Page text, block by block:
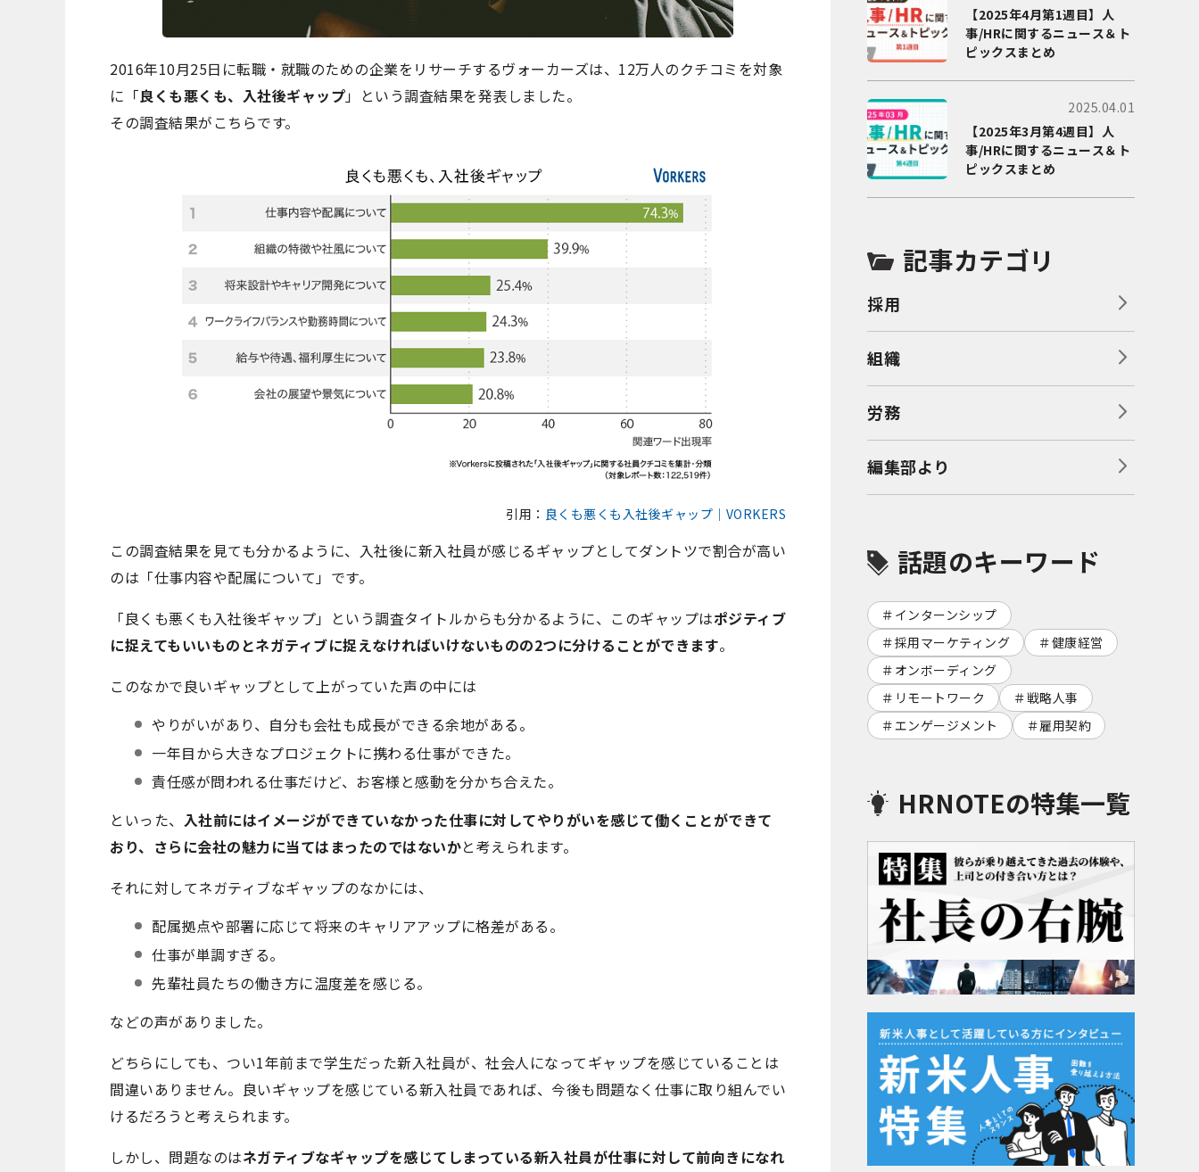
2016年10月25日に転職・就職のための企業をリサーチするヴォーカーズは、12万人のクチコミを対象
に「良くも悪くも、入社後ギャップ」という調査結果を発表しました。
その調査結果がこちらです。
引用： 良くも悪くも入社後ギャップ｜VORKERS
この調査結果を見ても分かるように、入社後に新入社員が感じるギャップとしてダントツで割合が高い
のは「仕事内容や配属について」です。
「良くも悪くも入社後ギャップ」という調査タイトルからも分かるように、このギャップはポジティブ
に捉えてもいいものとネガティブに捉えなければいけないものの2つに分けることができます。
このなかで良いギャップとして上がっていた声の中には
やりがいがあり、自分も会社も成長ができる余地がある。
一年目から大きなプロジェクトに携わる仕事ができた。
責任感が問われる仕事だけど、お客様と感動を分かち合えた。
といった、 入社前にはイメージができていなかった仕事に対してやりがいを感じて働くことができて
おり、さらに会社の魅力に当てはまったのではないかと考えられます。
それに対してネガティブなギャップのなかには、
配属拠点や部署に応じて将来のキャリアアップに格差がある。
仕事が単調すぎる。
先輩社員たちの働き方に温度差を感じる。
などの声がありました。
どちらにしても、つい1年前まで学生だった新入社員が、社会人になってギャップを感じていることは
間違いありません。良いギャップを感じている新入社員であれば、今後も問題なく仕事に取り組んでい
けるだろうと考えられます。
しかし、問題なのはネガティブなギャップを感じてしまっている新入社員が仕事に対して前向きになれ
【2025年4月第1週目】人
事/HRに関するニュース＆ト
ピックスまとめ
2025.04.01
【2025年3月第4週目】人
事/HRに関するニュース＆ト
ピックスまとめ
記事カテゴリ
採用
組織
労務
編集部より
話題のキーワード
インターンシップ
採用マーケティング
健康経営
オンボーディング
リモートワーク
戦略人事
エンゲージメント
雇用契約
HRNOTEの特集一覧